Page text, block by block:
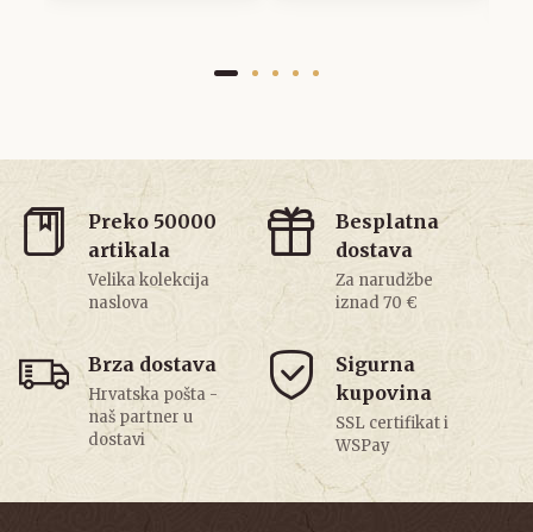
Preko 50000
artikala
Velika kolekcija
naslova
Besplatna
dostava
Za narudžbe
iznad 70 €
Brza dostava
Hrvatska pošta -
naš partner u
dostavi
Sigurna
kupovina
SSL certifikat i
WSPay